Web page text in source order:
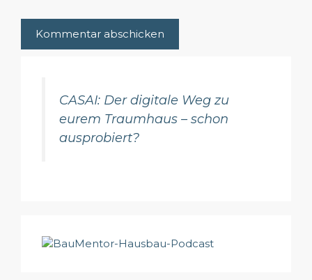
CASAI: Der digitale Weg zu
eurem Traumhaus – schon
ausprobiert?